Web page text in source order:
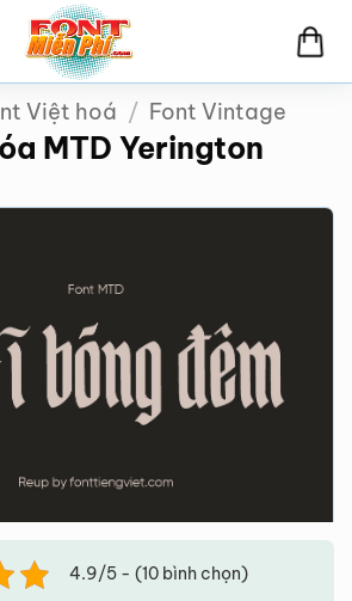
Việt hoá / Font Vintage
MTD Yerington
4.9/5 - (10 bình chọn)